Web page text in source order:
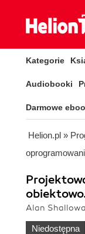
Kategorie
Audiobooki
Darmowe
Helion.pl »
Alan
Niedostępna